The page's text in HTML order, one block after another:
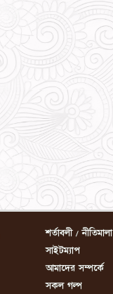
শর্তাবলী / নীতিমালা
সাইটম্যাপ
আমাদের সম্পর্কে
সকল গল্প